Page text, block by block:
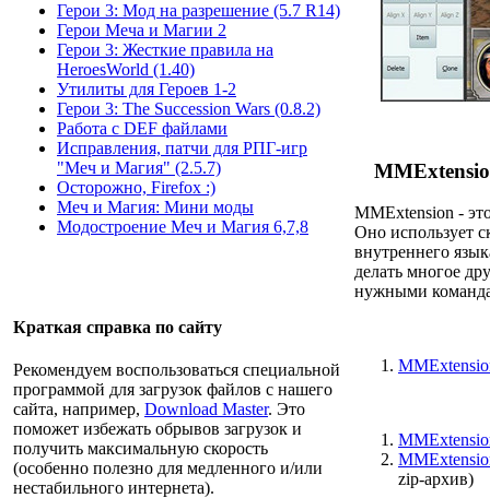
Герои 3: Мод на разрешение (5.7 R14)
Герои Меча и Магии 2
Герои 3: Жесткие правила на
HeroesWorld (1.40)
Утилиты для Героев 1-2
Герои 3: The Succession Wars (0.8.2)
Работа с DEF файлами
Исправления, патчи для РПГ-игр
"Меч и Магия" (2.5.7)
Осторожно, Firefox :)
Меч и Магия: Мини моды
Модостроение Mеч и Mагия 6,7,8
Краткая справка по сайту
Рекомендуем воспользоваться специальной
программой для загрузок файлов с нашего
сайта, например, Download Master. Это
поможет избежать обрывов загрузок и
получить максимальную скорость
(особенно полезно для медленного и/или
нестабильного интернета).
MMExtension -
Оно использует
внутреннего
делать многое
нужными
zip-архив)